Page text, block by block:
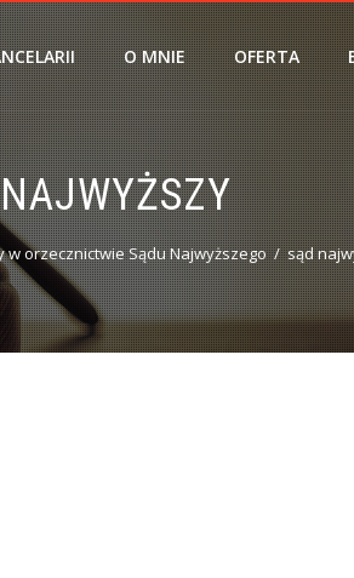
O MNIE OFERTA
orzecznictwie Sądu Najwyższego sąd